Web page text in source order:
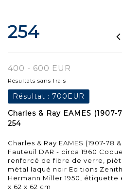
254
400 - 600 EUR
Résultats sans frais
Résultat : 700EUR
Charles & Ray EAMES
254
Charles & Ray EAMES (1907-78 &
Fauteuil DAR - circa 1960
renforcé de fibre de verre,
métal laqué noir Editions
Hermann Miller 1950, étiquette
x 62 x 62 cm